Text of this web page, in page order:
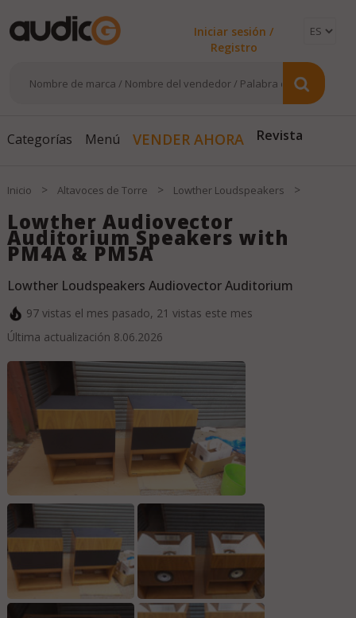
Iniciar sesión /
Registro
Categorías Menú VENDER AHORA Revista
Inicio > Altavoces de Torre > Lowther Loudspeakers >
Lowther Audiovector
Auditorium Speakers with
PM4A & PM5A
Lowther Loudspeakers Audiovector Auditorium
97vistas el mes pasado, 21 vistas este mes
Última actualización 8.06.2026